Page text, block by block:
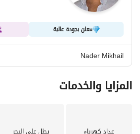
معلن بجودة عالية
Nader Mikhail
المزايا والخدمات
عداد كهرباء يطل على البحر